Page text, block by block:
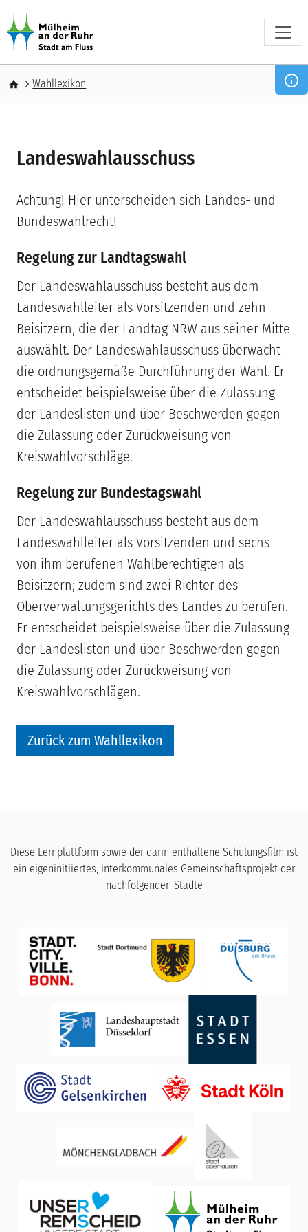
Pfadnavigation
Wahllexikon
Landeswahlausschuss
Achtung! Hier unterscheiden sich Landes- und
Bundeswahlrecht!
Regelung zur Landtagswahl
Der Landeswahlausschuss besteht aus dem
Landeswahlleiter als Vorsitzenden und zehn
Beisitzern, die der Landtag NRW aus seiner Mitte
auswählt. Der Landeswahlausschuss überwacht
die ordnungsgemäße Durchführung der Wahl. Er
entscheidet beispielsweise über die Zulassung
der Landeslisten und über Beschwerden gegen
die Zulassung oder Zurückweisung von
Kreiswahlvorschläge.
Regelung zur Bundestagswahl
Der Landeswahlausschuss besteht aus dem
Landeswahlleiter als Vorsitzenden und sechs
von ihm berufenen Wahlberechtigten als
Beisitzern; zudem sind zwei Richter des
Oberverwaltungsgerichts des Landes zu berufen.
Er entscheidet beispielsweise über die Zulassung
der Landeslisten und über Beschwerden gegen
die Zulassung oder Zurückweisung von
Kreiswahlvorschlägen.
Zurück zum Wahllexikon
Diese Lernplattform sowie der darin enthaltene Schulungsfilm ist
ein eigeninitiiertes, interkommunales Gemeinschaftsprojekt der
nachfolgenden Städte